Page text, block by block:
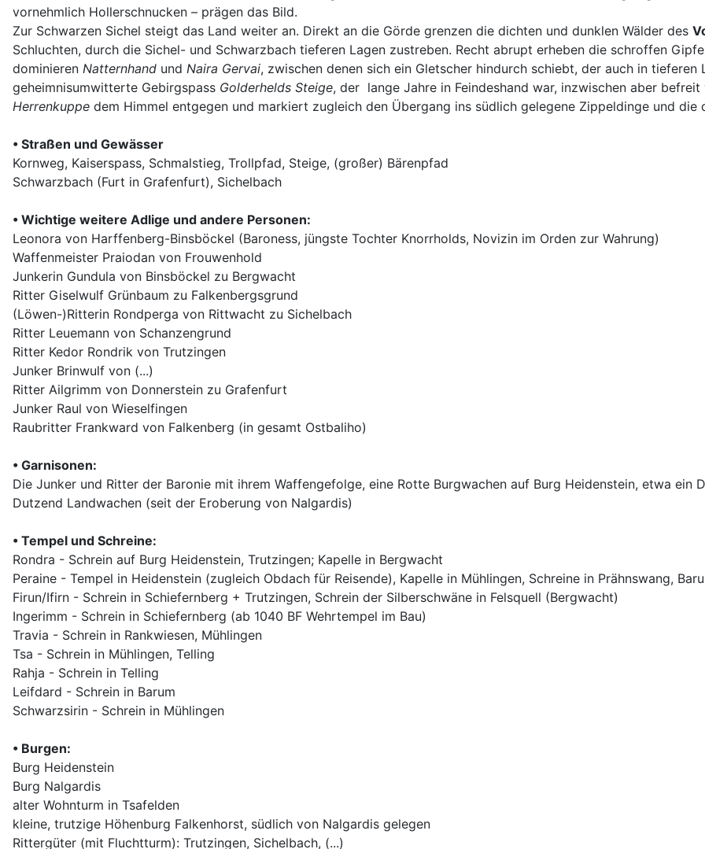
vornehmlich Hollerschnucken – prägen das Bild.
Zur Schwarzen Sichel steigt das Land weiter an. Direkt an die Görde grenzen die dichten und dunklen Wälder des
Schluchten, durch die Sichel- und Schwarzbach tieferen Lagen zustreben. Recht abrupt erheben die schroffen
dominieren Natternhand und Naira Gervai, zwischen denen sich ein Gletscher hindurch schiebt, der auch in
geheimnisumwitterte Gebirgspass Golderhelds Steige, der lange Jahre in Feindeshand war, inzwischen aber
Herrenkuppe dem Himmel entgegen und markiert zugleich den Übergang ins südlich gelegene Zippeldinge und die
• Straßen und Gewässer
Kornweg, Kaiserspass, Schmalstieg, Trollpfad, Steige, (großer) Bärenpfad
Schwarzbach (Furt in Grafenfurt), Sichelbach
• Wichtige weitere Adlige und andere Personen:
Leonora von Harffenberg-Binsböckel (Baroness, jüngste Tochter Knorrholds, Novizin im Orden zur Wahrung)
Waffenmeister Praiodan von Frouwenhold
Junkerin Gundula von Binsböckel zu Bergwacht
Ritter Giselwulf Grünbaum zu Falkenbergsgrund
(Löwen-)Ritterin Rondperga von Rittwacht zu Sichelbach
Ritter Leuemann von Schanzengrund
Ritter Kedor Rondrik von Trutzingen
Junker Brinwulf von (...)
Ritter Ailgrimm von Donnerstein zu Grafenfurt
Junker Raul von Wieselfingen
Raubritter Frankward von Falkenberg (in gesamt Ostbaliho)
• Garnisonen:
Die Junker und Ritter der Baronie mit ihrem Waffengefolge, eine Rotte Burgwachen auf Burg Heidenstein, etwa
Dutzend Landwachen (seit der Eroberung von Nalgardis)
• Tempel und Schreine:
Rondra - Schrein auf Burg Heidenstein, Trutzingen; Kapelle in Bergwacht
Peraine - Tempel in Heidenstein (zugleich Obdach für Reisende), Kapelle in Mühlingen, Schreine in Prähnswang,
Firun/Ifirn - Schrein in Schiefernberg + Trutzingen, Schrein der Silberschwäne in Felsquell (Bergwacht)
Ingerimm - Schrein in Schiefernberg (ab 1040 BF Wehrtempel im Bau)
Travia - Schrein in Rankwiesen, Mühlingen
Tsa - Schrein in Mühlingen, Telling
Rahja - Schrein in Telling
Leifdard - Schrein in Barum
Schwarzsirin - Schrein in Mühlingen
• Burgen:
Burg Heidenstein
Burg Nalgardis
alter Wohnturm in Tsafelden
kleine, trutzige Höhenburg Falkenhorst, südlich von Nalgardis gelegen
Rittergüter (mit Fluchtturm): Trutzingen, Sichelbach, (...)